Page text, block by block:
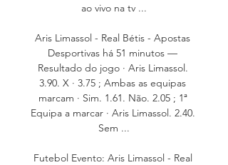
ao vivo na tv ...
Aris Limassol - Real Bétis - Apostas
Desportivas há 51 minutos —
Resultado do jogo · Aris Limassol.
3.90. X · 3.75 ; Ambas as equipas
marcam · Sim. 1.61. Não. 2.05 ; 1ª
Equipa a marcar · Aris Limassol. 2.40.
Sem ...
Futebol Evento: Aris Limassol - Real